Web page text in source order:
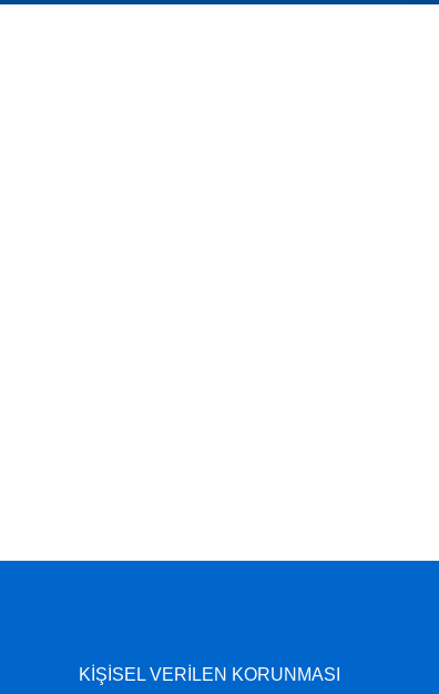
KİŞİSEL VERİLEN KORUNMASI